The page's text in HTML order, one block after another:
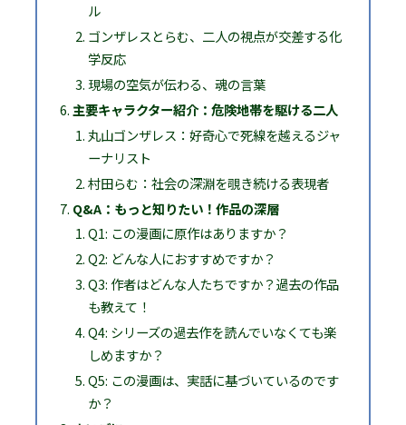
ル
ゴンザレスとらむ、二人の視点が交差する化
学反応
現場の空気が伝わる、魂の言葉
主要キャラクター紹介：危険地帯を駆ける二人
丸山ゴンザレス：好奇心で死線を越えるジャ
ーナリスト
村田らむ：社会の深淵を覗き続ける表現者
Q&A：もっと知りたい！作品の深層
Q1: この漫画に原作はありますか？
Q2: どんな人におすすめですか？
Q3: 作者はどんな人たちですか？過去の作品
も教えて！
Q4: シリーズの過去作を読んでいなくても楽
しめますか？
Q5: この漫画は、実話に基づいているのです
か？